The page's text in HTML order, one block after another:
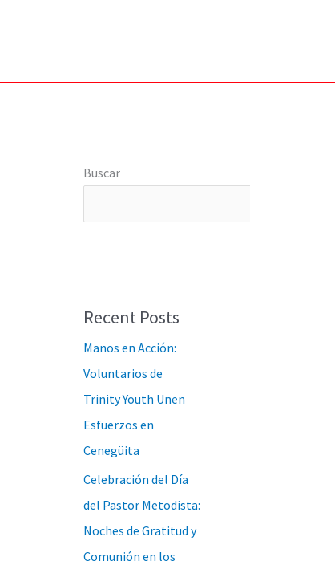
Buscar
Recent Posts
Manos en Acción:
Voluntarios de
Trinity Youth Unen
Esfuerzos en
Cenegüita
Celebración del Día
del Pastor Metodista:
Noches de Gratitud y
Comunión en los